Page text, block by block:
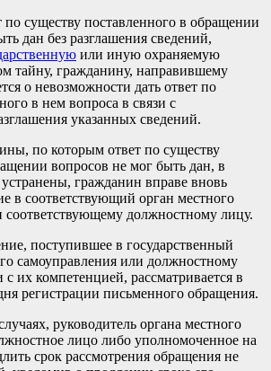
по существу поставленного в обращении
дан без разглашения сведений,
или иную охраняемую
тайну, гражданину, направившему
о невозможности дать ответ по
в нем вопроса в связи с
указанных сведений.
по которым ответ по существу
вопросов не мог быть дан, в
гражданин вправе вновь
в соответствующий орган местного
соответствующему должностному лицу.
поступившее в государственный
самоуправления или должностному
с их компетенцией, рассматривается в
регистрации письменного обращения.
руководитель органа местного
лицо либо уполномоченное на
срок рассмотрения обращения не